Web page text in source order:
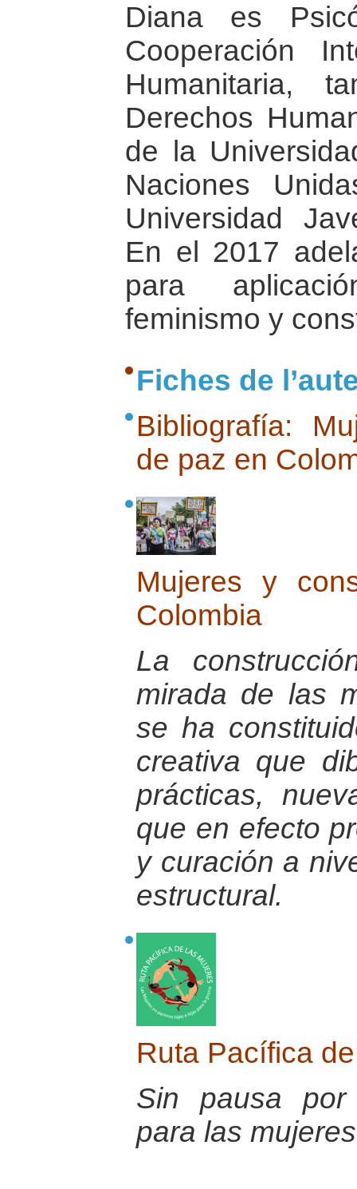
Diana es
Cooperación
Humanitaria,
Derechos
de la
Naciones
Universidad
En el 2017
para
feminismo y
Fiches de
Bibliografía:
de paz en
Mujeres y
Colombia
La
mirada de las
se ha
creativa que
prácticas,
que en efecto
y curación a
estructural.
Ruta Pacífica
Sin pausa
para las mujeres